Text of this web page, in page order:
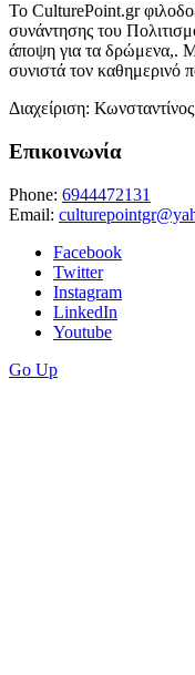
Το CulturePoint.gr
συνάντησης του
άποψη για τα δρώμενα,.
συνιστά τον καθημερινό
Διαχείριση:
Επικοινωνία
Phone: 6944472131
Email:
Facebook
Twitter
Instagram
LinkedIn
Youtube
Go Up